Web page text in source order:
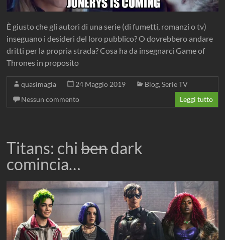
È giusto che gli autori di una serie (di fumetti, romanzi o tv)
inseguano i desideri del loro pubblico? O dovrebbero andare
dritti per la propria strada? Cosa ha da insegnarci Game of
Thrones in proposito
quasimagia 24 Maggio 2019 Blog,Serie TV
Nessun commento
Leggi tutto
Titans: chibendark
comincia…